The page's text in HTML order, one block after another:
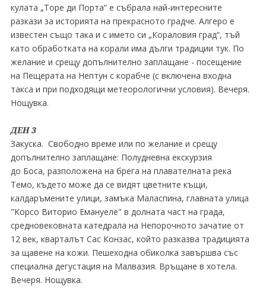
кулата „Торе ди Порта“ е събрала най-интересните
разкази за историята на прекрасното градче. Алгеро е
известен също така и с името си „Кораловия град“, тъй
като обработката на корали има дълги традиции тук. По
желание и срещу допълнително заплащане - посещение
на Пещерата на Нептун с корабче (с включена входна
такса и при подходящи метеорологични условия). Вечеря.
Нощувка.
ДЕН 3
Закуска. Свободно време или по желание и срещу
допълнително заплащане: Полудневна екскурзия
до Боса, разположена на брега на плавателната река
Темо, където може да се видят цветните къщи,
калдаръмените улици, замъка Маласпина, главната улица
"Корсо Виторио Емануеле" в долната част на града,
средновековната катедрала на Непорочното зачатие от
12 век, кварталът Сас Конзас, който разказва традицията
за щавене на кожи. Пешеходна обиколка завършва със
специална дегустация на Малвазия. Връщане в хотела.
Вечеря. Нощувка.